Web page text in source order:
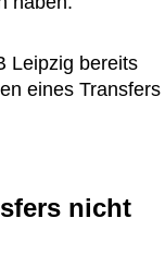
Leipzig bereits
eines Transfers
nicht